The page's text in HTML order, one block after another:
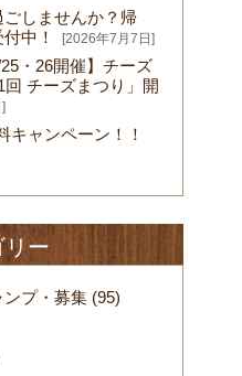
しませんか？帰
中！
[2026年7月7日]
・26開催】チーズ
チーズまつり」開
キャンペーン！！
リー
プ・募集(95)